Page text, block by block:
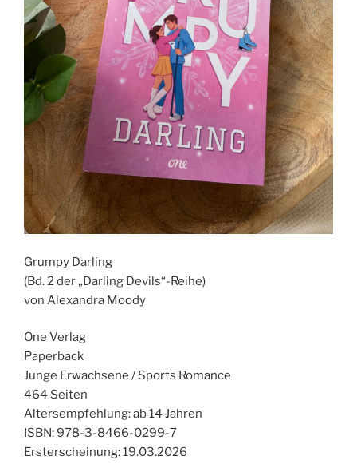
Grumpy Darling
(Bd. 2 der „Darling Devils“-Reihe)
von Alexandra Moody
One Verlag
Paperback
Junge Erwachsene / Sports Romance
464 Seiten
Altersempfehlung: ab 14 Jahren
ISBN: 978-3-8466-0299-7
Ersterscheinung: 19.03.2026